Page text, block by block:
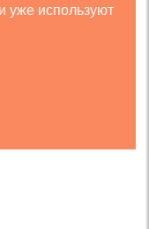
уже используют